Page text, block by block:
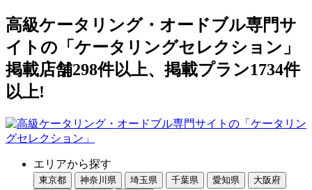
高級ケータリング・オードブル専門サ
イトの「ケータリングセレクション」
掲載店舗298件以上、掲載プラン1734件
以上!
エリアから探す
東京都 神奈川県 埼玉県 千葉県 愛知県
大阪府